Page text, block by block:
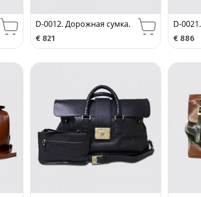
D-0012. Дорожная сумка.
€ 821
D-
€ 886